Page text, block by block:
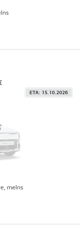
ETA: 15.10.2026
melns